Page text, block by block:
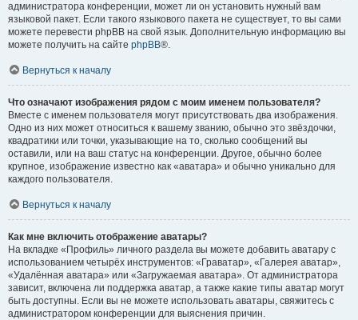
администратора конференции, может ли он установить нужный вам
языковой пакет. Если такого языкового пакета не существует, то вы сами
можете перевести phpBB на свой язык. Дополнительную информацию вы
можете получить на сайте phpBB®.
Вернуться к началу
Что означают изображения рядом с моим именем пользователя?
Вместе с именем пользователя могут присутствовать два изображения.
Одно из них может относиться к вашему званию, обычно это звёздочки,
квадратики или точки, указывающие на то, сколько сообщений вы
оставили, или на ваш статус на конференции. Другое, обычно более
крупное, изображение известно как «аватара» и обычно уникально для
каждого пользователя.
Вернуться к началу
Как мне включить отображение аватары?
На вкладке «Профиль» личного раздела вы можете добавить аватару с
использованием четырёх инструментов: «Граватар», «Галерея аватар»,
«Удалённая аватара» или «Загружаемая аватара». От администратора
зависит, включена ли поддержка аватар, а также какие типы аватар могут
быть доступны. Если вы не можете использовать аватары, свяжитесь с
администратором конференции для выяснения причин.